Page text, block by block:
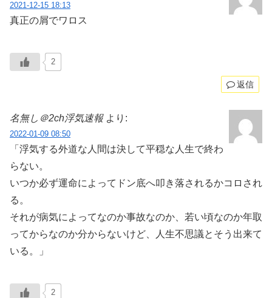
2021-12-15 18:13
真正の屑でワロス
2
返信
名無し＠2ch浮気速報 より:
2022-01-09 08:50
「浮気する外道な人間は決して平穏な人生で終わ
らない。
いつか必ず運命によってドン底へ叩き落されるかコロされ
る。
それが病気によってなのか事故なのか、若い頃なのか年取
ってからなのか分からないけど、人生不思議とそう出来て
いる。」
2